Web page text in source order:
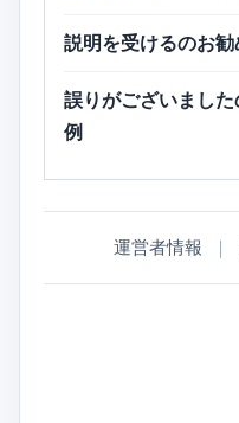
説明を受けるのお
誤りがございまし
例
運営者情報 ｜